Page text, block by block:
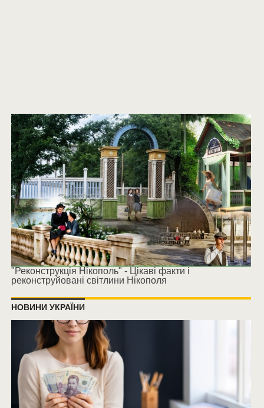
"Реконструкція Нікополь" - Цікаві факти і
реконструйовані світлини Нікополя
НОВИНИ УКРАЇНИ